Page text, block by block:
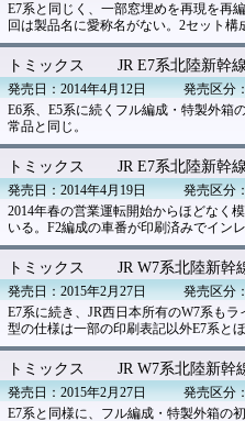
E7系と同じく、一部窓埋めを再現を再
回は製品名に愛称名がない。2セット構
トミックス JR E7系北陸新幹
発売日：2014年4月12日
発売区分
E6系、E5系に続くフル編成・特製外箱
常品と同じ。
トミックス JR E7系北陸新幹
発売日：2014年4月19日
発売区分
2014年春の営業運転開始からほどなく
いる。F2編成の車番が印刷済みでイン
トミックス JR W7系北陸新幹
発売日：2015年2月27日
発売区分
E7系に続き、JR西日本所有のW7系も
型の仕様は一部の印刷表記以外E7系と
トミックス JR W7系北陸新幹
発売日：2015年2月27日
発売区分
E7系と同様に、フル編成・特製外箱の